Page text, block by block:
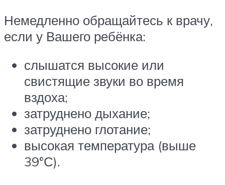
Немедленно обращайтесь к врачу,
если у Вашего ребёнка:
слышатся высокие или
свистящие звуки во время
вздоха;
затруднено дыхание;
затруднено глотание;
высокая температура (выше
39°С).